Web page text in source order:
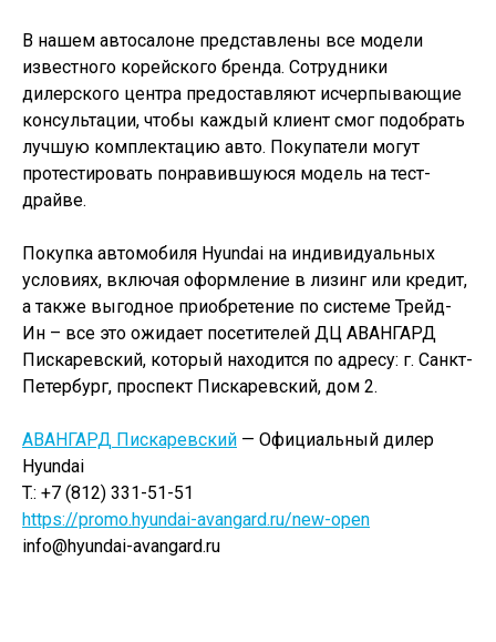
В нашем автосалоне представлены все модели
известного корейского бренда. Сотрудники
дилерского центра предоставляют исчерпывающие
консультации, чтобы каждый клиент смог подобрать
лучшую комплектацию авто. Покупатели могут
протестировать понравившуюся модель на тест-
драйве.
Покупка автомобиля Hyundai на индивидуальных
условиях, включая оформление в лизинг или кредит,
а также выгодное приобретение по системе Трейд-
Ин – все это ожидает посетителей ДЦ АВАНГАРД
Пискаревский, который находится по адресу: г. Санкт-
Петербург, проспект Пискаревский, дом 2.
АВАНГАРД Пискаревский — Официальный дилер
Hyundai
T.: +7 (812) 331-51-51
https://promo.hyundai-avangard.ru/new-open
info@hyundai-avangard.ru